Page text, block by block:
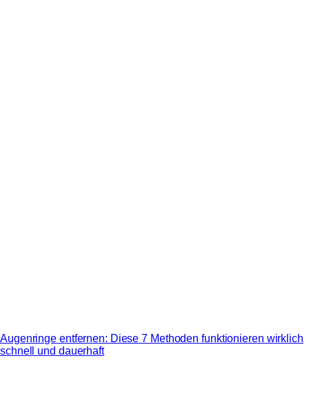
Augenringe entfernen: Diese 7 Methoden funktionieren wirklich
schnell und dauerhaft